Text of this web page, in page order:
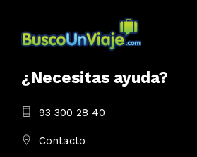
¿Necesitas ayuda?
93 300 28 40
Contacto